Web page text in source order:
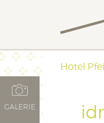
Hotel
GALERIE